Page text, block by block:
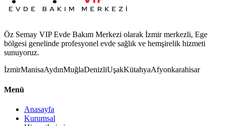
Öz Semay VIP Evde Bakım Merkezi olarak İzmir merkezli, Ege
bölgesi genelinde profesyonel evde sağlık ve hemşirelik hizmeti
sunuyoruz.
İzmirManisaAydınMuğlaDenizliUşakKütahyaAfyonkarahisar
Menü
Anasayfa
Kurumsal